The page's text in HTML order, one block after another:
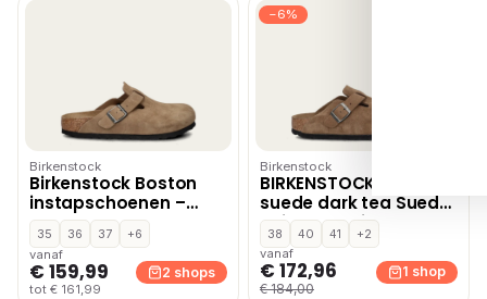
Birkenstock
Birkenstock Boston
instapschoenen –
Cognac
35 36 37
+6
vanaf
€ 159,99
tot € 161,99
2 shops
−6%
Birkenstock
BIRKENSTOCK Boston
suede dark tea Suede
Unisex – Bruin
38 40 41
+2
vanaf
€ 172,96
€ 184,00
1 shop